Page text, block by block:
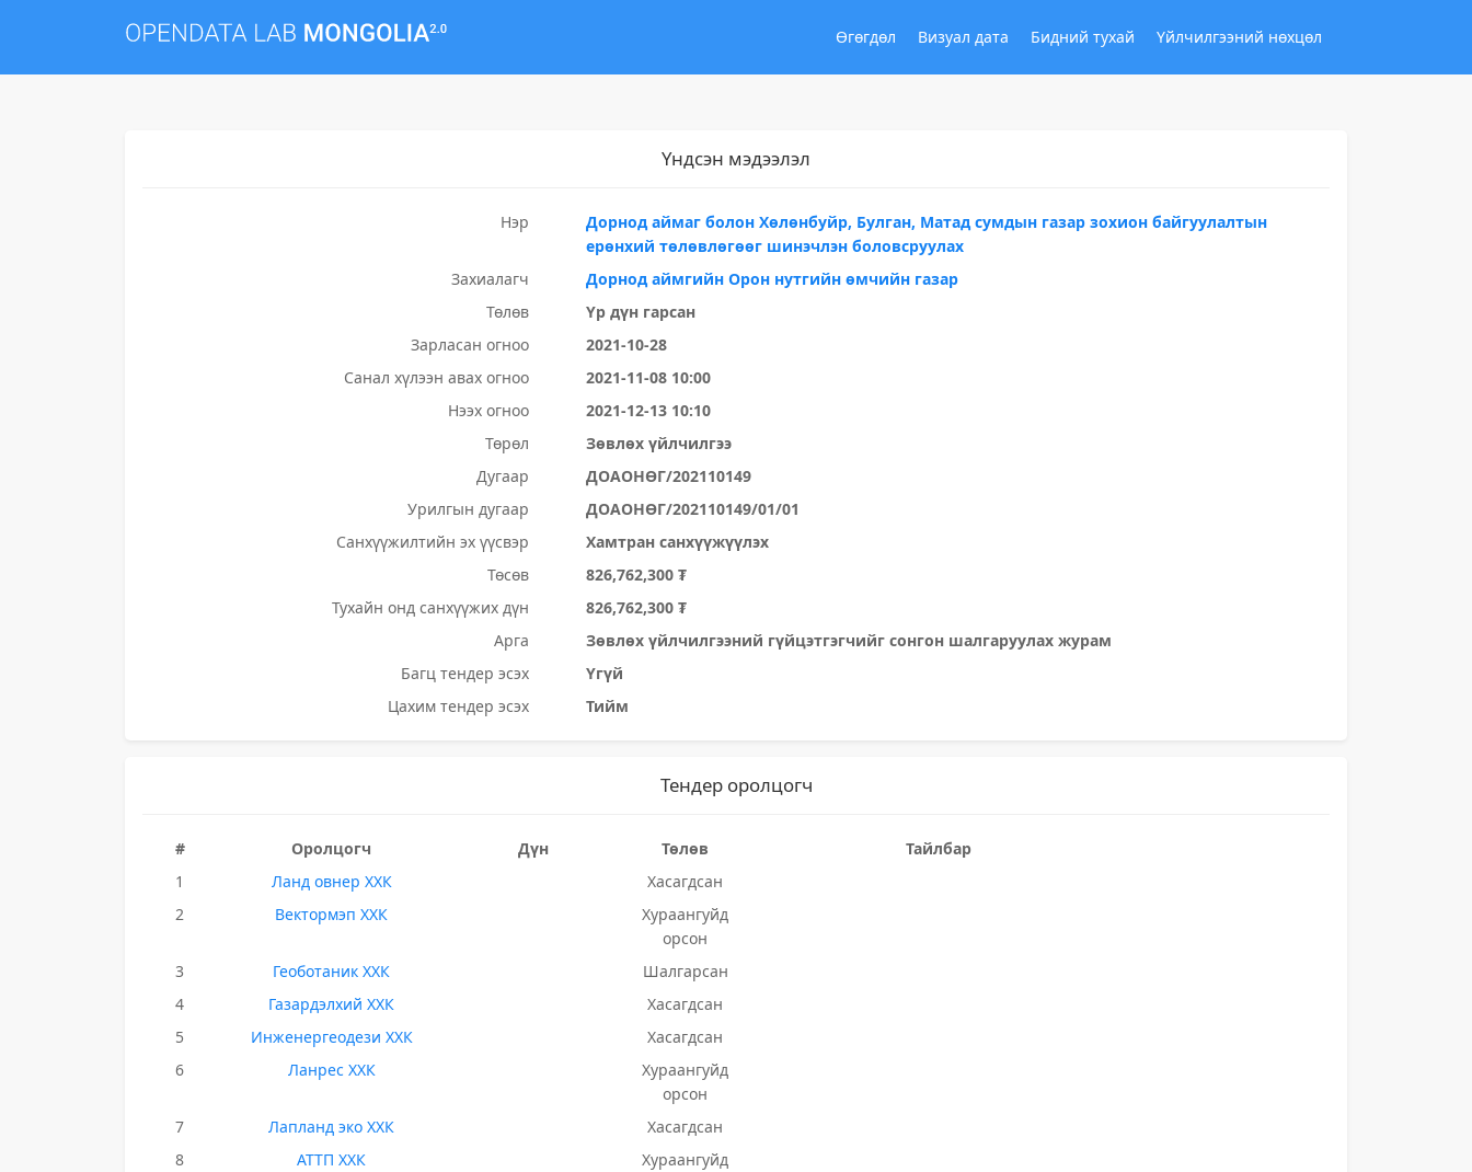
Өгөгдөл Визуал дата Бидний тухай Үйлчилгээний нөхцөл
Үндсэн мэдээлэл
Нэр
Дорнод аймаг болон Хөлөнбуйр, Булган, Матад сумдын газар зохион байгуулалтын
ерөнхий төлөвлөгөөг шинэчлэн боловсруулах
Захиалагч
Дорнод аймгийн Орон нутгийн өмчийн газар
Төлөв
Үр дүн гарсан
Зарласан огноо
2021-10-28
Санал хүлээн авах огноо
2021-11-08 10:00
Нээх огноо
2021-12-13 10:10
Төрөл
Зөвлөх үйлчилгээ
Дугаар
ДОАОНӨГ/202110149
Урилгын дугаар
ДОАОНӨГ/202110149/01/01
Санхүүжилтийн эх үүсвэр
Хамтран санхүүжүүлэх
Төсөв
826,762,300 ₮
Тухайн онд санхүүжих дүн
826,762,300 ₮
Арга
Зөвлөх үйлчилгээний гүйцэтгэгчийг сонгон шалгаруулах журам
Багц тендер эсэх
Үгүй
Цахим тендер эсэх
Тийм
Тендер оролцогч
# Оролцогч Дүн Төлөв
Тайлбар
1
Ланд овнер ХХК
Хасагдсан
2
Вектормэп ХХК
Хураангуйд
орсон
3
Геоботаник ХХК
Шалгарсан
4
Газардэлхий ХХК
Хасагдсан
5
Инженергеодези ХХК
Хасагдсан
6
Ланрес ХХК
Хураангуйд
орсон
7
Лапланд эко ХХК
Хасагдсан
8
АТТП ХХК
Хураангуйд